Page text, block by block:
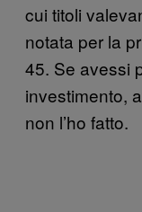
cui titoli
notata per la
45. Se avessi
investimento,
non l’ho fatto.